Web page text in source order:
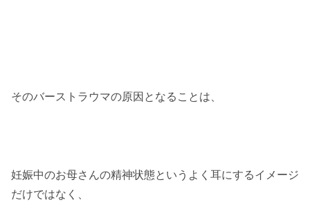
そのバーストラウマの原因となることは、
妊娠中のお母さんの精神状態というよく耳にするイメージ
だけではなく、